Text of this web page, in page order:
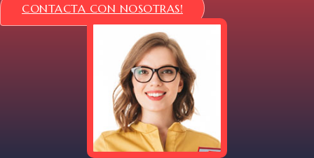
CONTACTA CON NOSOTRAS!